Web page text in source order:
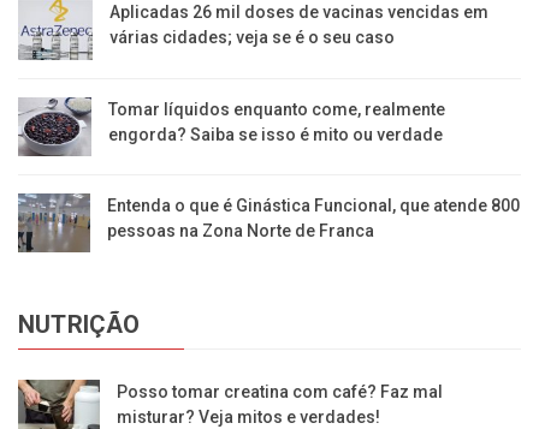
Aplicadas 26 mil doses de vacinas vencidas em
várias cidades; veja se é o seu caso
Tomar líquidos enquanto come, realmente
engorda? Saiba se isso é mito ou verdade
Entenda o que é Ginástica Funcional, que atende 800
pessoas na Zona Norte de Franca
NUTRIÇÃO
Posso tomar creatina com café? Faz mal
misturar? Veja mitos e verdades!